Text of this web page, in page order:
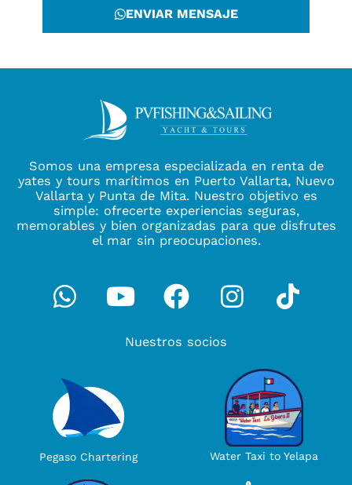
ENVIAR MENSAJE
Somos una empresa especializada en renta de
yates y tours marítimos en Puerto Vallarta, Nuevo
Vallarta y Punta de Mita. Nuestro objetivo es
simple: ofrecerte experiencias seguras,
memorables y bien organizadas para que disfrutes
el mar sin preocupaciones.
Whatsapp
YoutubeFacebook
Nuestros socios
Pegaso Chartering Water Taxi to Yelapa